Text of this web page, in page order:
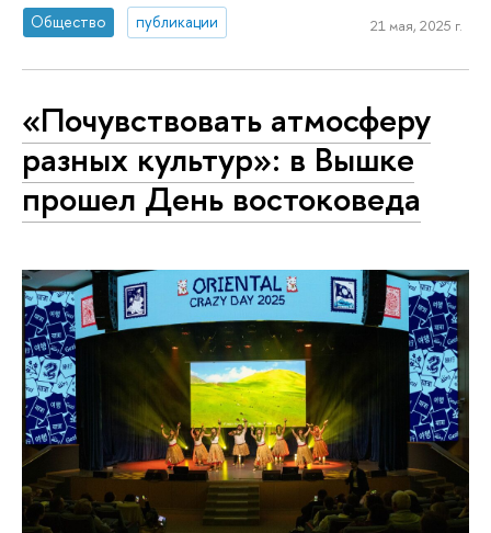
Общество публикации 21 мая, 2025 г.
«Почувствовать атмосферу
разных культур»: в Вышке
прошел День востоковеда